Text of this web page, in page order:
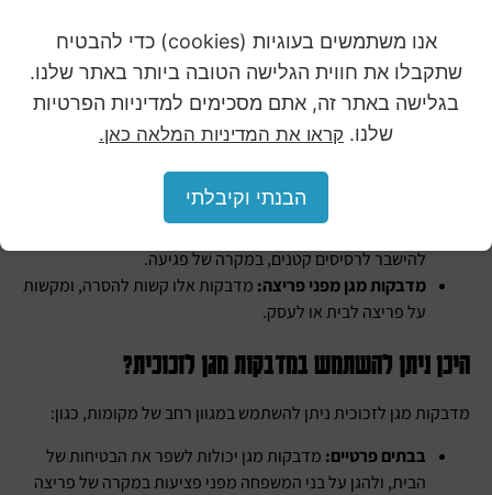
אנו משתמשים בעוגיות (cookies) כדי להבטיח
שתקבלו את חווית הגלישה הטובה ביותר באתר שלנו.
בגלישה באתר זה, אתם מסכימים למדיניות הפרטיות
שלנו. קראו את המדיניות המלאה כאן.
הבנתי וקיבלתי
סוגי מדבקות מגן לזכוכית
קיימים סוגים רבים של מדבקות מגן לזכוכית, המתאימים לצרכים
שונים. להלן כמה מהסוגים הנפוצים ביותר:
ויכולות להגן על הזכוכית מפני נזק שנגרם מפגיעה של עצם או
להישבר לרסיסים קטנים, במקרה של פגיעה.
מדבקות מגן מפני פריצה: מדבקות אלו קשות להסרה, ומקשות
על פריצה לבית או לעסק.
היכן ניתן להשתמש במדבקות מגן לזכוכית?
מדבקות מגן לזכוכית ניתן להשתמש במגוון רחב של מקומות, כגון:
בבתים פרטיים: מדבקות מגן יכולות לשפר את הבטיחות של
הבית, ולהגן על בני המשפחה מפני פציעות במקרה של פריצה